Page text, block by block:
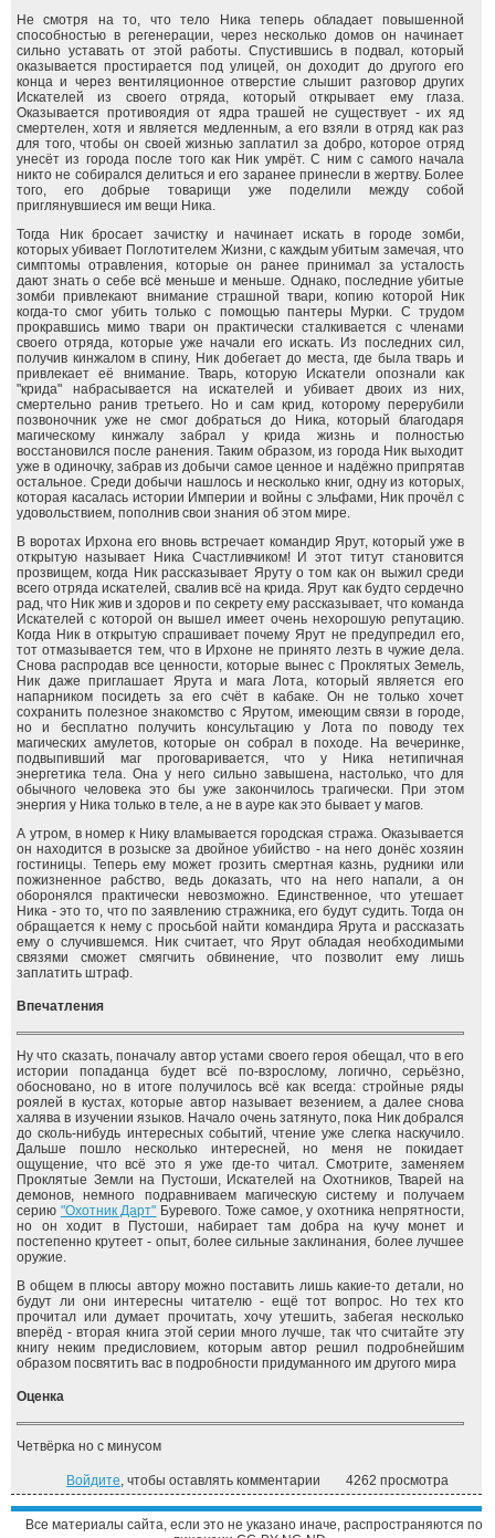
Не смотря на то, что тело Ника теперь обладает повышенной
способностью в регенерации, через несколько домов он начинает
сильно уставать от этой работы. Спустившись в подвал, который
оказывается простирается под улицей, он доходит до другого его
конца и через вентиляционное отверстие слышит разговор других
Искателей из своего отряда, который открывает ему глаза.
Оказывается противоядия от ядра трашей не существует - их яд
смертелен, хотя и является медленным, а его взяли в отряд как раз
для того, чтобы он своей жизнью заплатил за добро, которое отряд
унесёт из города после того как Ник умрёт. С ним с самого начала
никто не собирался делиться и его заранее принесли в жертву. Более
того, его добрые товарищи уже поделили между собой
приглянувшиеся им вещи Ника.
Тогда Ник бросает зачистку и начинает искать в городе зомби,
которых убивает Поглотителем Жизни, с каждым убитым замечая, что
симптомы отравления, которые он ранее принимал за усталость
дают знать о себе всё меньше и меньше. Однако, последние убитые
зомби привлекают внимание страшной твари, копию которой Ник
когда-то смог убить только с помощью пантеры Мурки. С трудом
прокравшись мимо твари он практически сталкивается с членами
своего отряда, которые уже начали его искать. Из последних сил,
получив кинжалом в спину, Ник добегает до места, где была тварь и
привлекает её внимание. Тварь, которую Искатели опознали как
"крида" набрасывается на искателей и убивает двоих из них,
смертельно ранив третьего. Но и сам крид, которому перерубили
позвоночник уже не смог добраться до Ника, который благодаря
магическому кинжалу забрал у крида жизнь и полностью
восстановился после ранения. Таким образом, из города Ник выходит
уже в одиночку, забрав из добычи самое ценное и надёжно припрятав
остальное. Среди добычи нашлось и несколько книг, одну из которых,
которая касалась истории Империи и войны с эльфами, Ник прочёл с
удовольствием, пополнив свои знания об этом мире.
В воротах Ирхона его вновь встречает командир Ярут, который уже в
открытую называет Ника Счастливчиком! И этот титут становится
прозвищем, когда Ник рассказывает Яруту о том как он выжил среди
всего отряда искателей, свалив всё на крида. Ярут как будто сердечно
рад, что Ник жив и здоров и по секрету ему рассказывает, что команда
Искателей с которой он вышел имеет очень нехорошую репутацию.
Когда Ник в открытую спрашивает почему Ярут не предупредил его,
тот отмазывается тем, что в Ирхоне не принято лезть в чужие дела.
Снова распродав все ценности, которые вынес с Проклятых Земель,
Ник даже приглашает Ярута и мага Лота, который является его
напарником посидеть за его счёт в кабаке. Он не только хочет
сохранить полезное знакомство с Ярутом, имеющим связи в городе,
но и бесплатно получить консультацию у Лота по поводу тех
магических амулетов, которые он собрал в походе. На вечеринке,
подвыпивший маг проговаривается, что у Ника нетипичная
энергетика тела. Она у него сильно завышена, настолько, что для
обычного человека это бы уже закончилось трагически. При этом
энергия у Ника только в теле, а не в ауре как это бывает у магов.
А утром, в номер к Нику вламывается городская стража. Оказывается
он находится в розыске за двойное убийство - на него донёс хозяин
гостиницы. Теперь ему может грозить смертная казнь, рудники или
пожизненное рабство, ведь доказать, что на него напали, а он
оборонялся практически невозможно. Единственное, что утешает
Ника - это то, что по заявлению стражника, его будут судить. Тогда он
обращается к нему с просьбой найти командира Ярута и рассказать
ему о случившемся. Ник считает, что Ярут обладая необходимыми
связями сможет смягчить обвинение, что позволит ему лишь
заплатить штраф.
Впечатления
Ну что сказать, поначалу автор устами своего героя обещал, что в его
истории попаданца будет всё по-взрослому, логично, серьёзно,
обосновано, но в итоге получилось всё как всегда: стройные ряды
роялей в кустах, которые автор называет везением, а далее снова
халява в изучении языков. Начало очень затянуто, пока Ник добрался
до сколь-нибудь интересных событий, чтение уже слегка наскучило.
Дальше пошло несколько интересней, но меня не покидает
ощущение, что всё это я уже где-то читал. Смотрите, заменяем
Проклятые Земли на Пустоши, Искателей на Охотников, Тварей на
демонов, немного подравниваем магическую систему и получаем
серию "Охотник Дарт" Буревого. Тоже самое, у охотника непрятности,
но он ходит в Пустоши, набирает там добра на кучу монет и
постепенно крутеет - опыт, более сильные заклинания, более лучшее
оружие.
В общем в плюсы автору можно поставить лишь какие-то детали, но
будут ли они интересны читателю - ещё тот вопрос. Но тех кто
прочитал или думает прочитать, хочу утешить, забегая несколько
вперёд - вторая книга этой серии много лучше, так что считайте эту
книгу неким предисловием, которым автор решил подробнейшим
образом посвятить вас в подробности придуманного им другого мира
Оценка
Четвёрка но с минусом
Войдите , чтобы оставлять комментарии 4262 просмотра
Все материалы сайта, если это не указано иначе, распространяются по